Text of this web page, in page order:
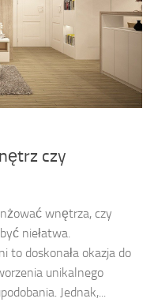
czy
wnętrza, czy
niełatwa.
to doskonała okazja do
unikalnego
Jednak,...